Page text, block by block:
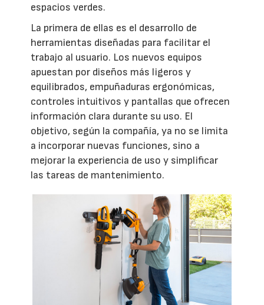
espacios verdes.
La primera de ellas es el desarrollo de
herramientas diseñadas para facilitar el
trabajo al usuario. Los nuevos equipos
apuestan por diseños más ligeros y
equilibrados, empuñaduras ergonómicas,
controles intuitivos y pantallas que ofrecen
información clara durante su uso. El
objetivo, según la compañía, ya no se limita
a incorporar nuevas funciones, sino a
mejorar la experiencia de uso y simplificar
las tareas de mantenimiento.